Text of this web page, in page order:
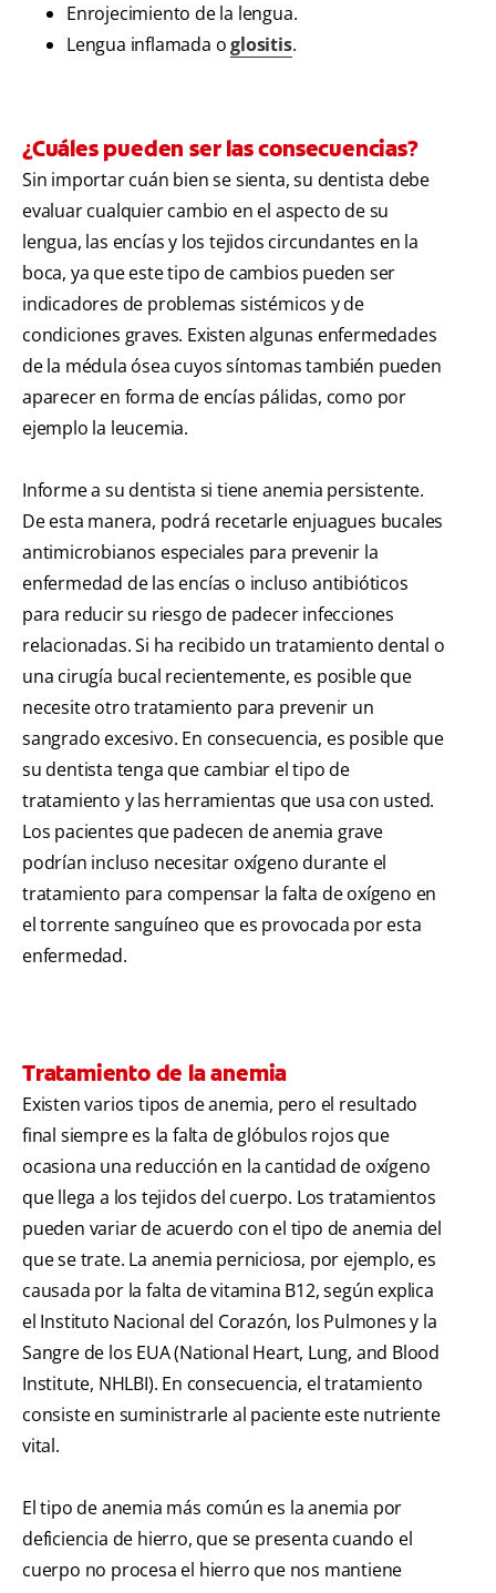
Enrojecimiento de la lengua.
Lengua inflamada oglositis.
¿Cuáles pueden ser las consecuencias?
Sin importar cuán bien se sienta, su dentista debe
evaluar cualquier cambio en el aspecto de su
lengua, las encías y los tejidos circundantes en la
boca, ya que este tipo de cambios pueden ser
indicadores de problemas sistémicos y de
condiciones graves. Existen algunas enfermedades
de la médula ósea cuyos síntomas también pueden
aparecer en forma de encías pálidas, como por
ejemplo la leucemia.
Informe a su dentista si tiene anemia persistente.
De esta manera, podrá recetarle enjuagues bucales
antimicrobianos especiales para prevenir la
enfermedad de las encías o incluso antibióticos
para reducir su riesgo de padecer infecciones
relacionadas. Si ha recibido un tratamiento dental o
una cirugía bucal recientemente, es posible que
necesite otro tratamiento para prevenir un
sangrado excesivo. En consecuencia, es posible que
su dentista tenga que cambiar el tipo de
tratamiento y las herramientas que usa con usted.
Los pacientes que padecen de anemia grave
podrían incluso necesitar oxígeno durante el
tratamiento para compensar la falta de oxígeno en
el torrente sanguíneo que es provocada por esta
enfermedad.
Tratamiento de la anemia
Existen varios tipos de anemia, pero el resultado
final siempre es la falta de glóbulos rojos que
ocasiona una reducción en la cantidad de oxígeno
que llega a los tejidos del cuerpo. Los tratamientos
pueden variar de acuerdo con el tipo de anemia del
que se trate. La anemia perniciosa, por ejemplo, es
causada por la falta de vitamina B12, según explica
el Instituto Nacional del Corazón, los Pulmones y la
Sangre de los EUA (National Heart, Lung, and Blood
Institute, NHLBI). En consecuencia, el tratamiento
consiste en suministrarle al paciente este nutriente
vital.
El tipo de anemia más común es la anemia por
deficiencia de hierro, que se presenta cuando el
cuerpo no procesa el hierro que nos mantiene